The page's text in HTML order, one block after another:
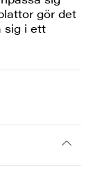
gör det
sig i ett